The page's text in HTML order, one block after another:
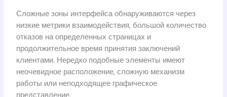
Сложные зоны интерфейса обнаруживаются через
низкие метрики взаимодействия, большой количество
отказов на определенных страницах и
продолжительное время принятия заключений
клиентами. Нередко подобные элементы имеют
неочевидное расположение, сложную механизм
работы или неподходящее графическое